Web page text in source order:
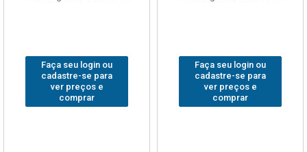
Faça seu login ou
cadastre-se para
ver preços e
comprar
Faça seu login ou
cadastre-se para
ver preços e
comprar